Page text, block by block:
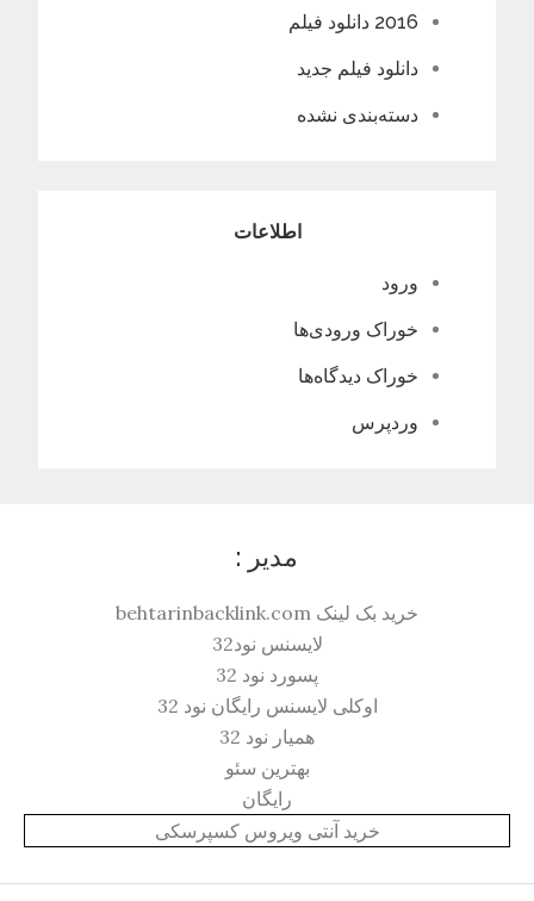
2016 دانلود فیلم
دانلود فیلم جدید
دسته‌بندی نشده
اطلاعات
ورود
خوراک ورودی‌ها
خوراک دیدگاه‌ها
وردپرس
مدیر :
خرید بک لینک behtarinbacklink.com
لایسنس نود32
پسورد نود 32
اوکلی لایسنس رایگان نود 32
همیار نود 32
بهترین سئو
رایگان
خرید آنتی ویروس کسپرسکی